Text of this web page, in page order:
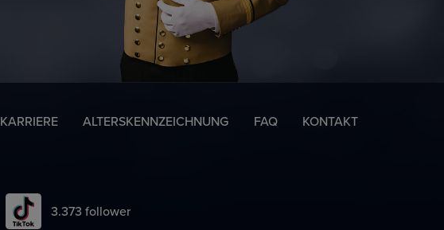
KARRIERE ALTERSKENNZEICHNUNG FAQ KONTAKT
4.133follower